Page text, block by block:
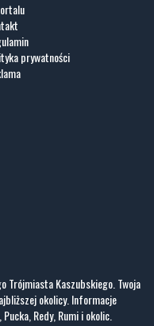
prywatności
Trójmiasta Kaszubskiego. Twoja
okolicy. Informacje
Redy, Rumi i okolic.